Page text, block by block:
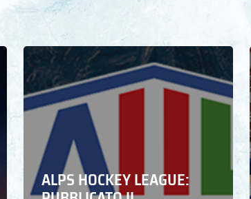
ALPS HOCKEY LEAGUE: